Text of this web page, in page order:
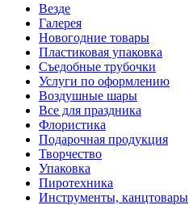
Везде
Галерея
Новогодние товары
Пластиковая упаковка
Съедобные трубочки
Услуги по оформлению
Воздушные шары
Все для праздника
Флористика
Подарочная продукция
Творчество
Упаковка
Пиротехника
Инструменты, канцтовары